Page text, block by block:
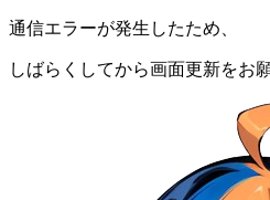
通信エラーが発生したため、
しばらくしてから画面更新をお